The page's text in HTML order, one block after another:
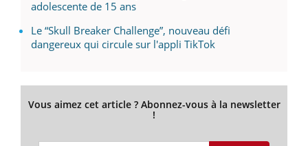
adolescente de 15 ans
Le “Skull Breaker Challenge”, nouveau défi
dangereux qui circule sur l'appli TikTok
Vous aimez cet article ? Abonnez-vous à la newsletter
!